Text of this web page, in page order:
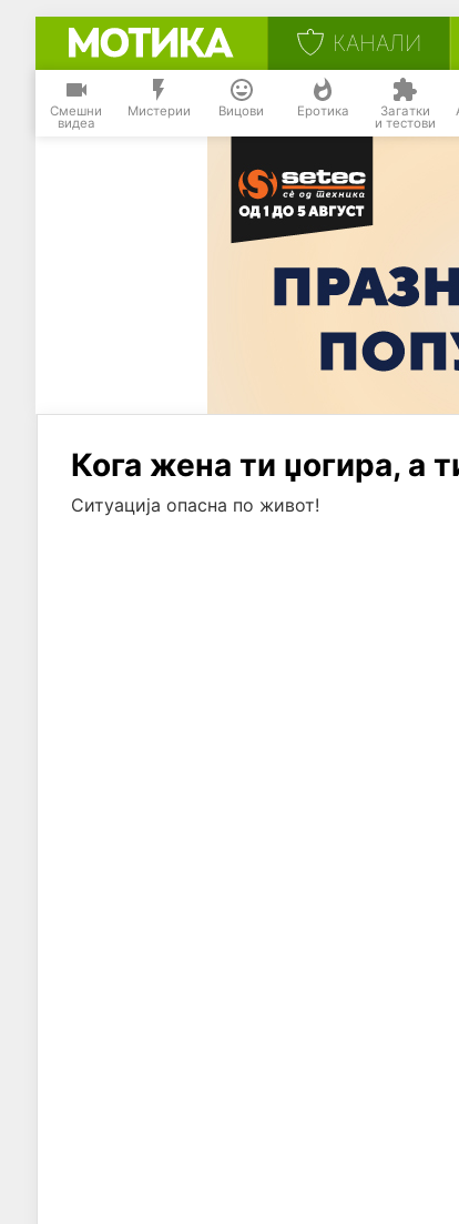
КАНАЛИ
Смешни
видеа
Мистерии Вицови Еротика Загатки
и тестови
Кога жена ти џогира, а
Ситуација опасна по живот!